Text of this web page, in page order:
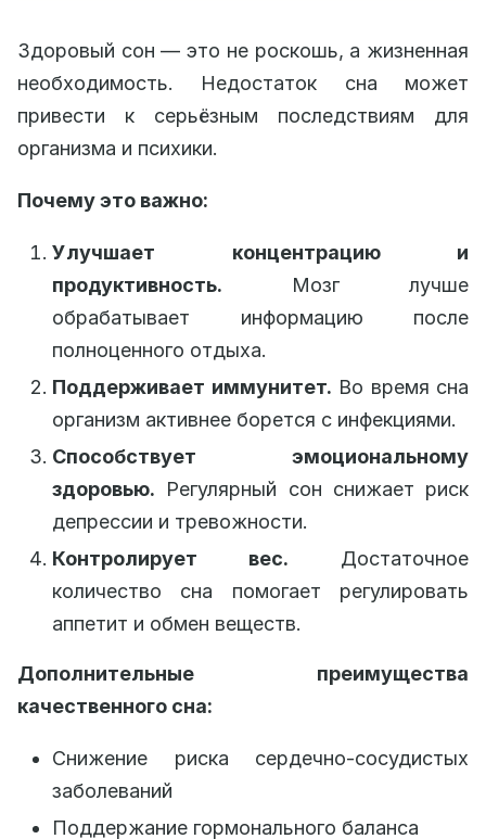
Здоровый сон — это не роскошь, а жизненная
необходимость. Недостаток сна может
привести к серьёзным последствиям для
организма и психики.
Почему это важно:
Улучшает концентрацию и
продуктивность. Мозг лучше
обрабатывает информацию после
полноценного отдыха.
Поддерживает иммунитет. Во время сна
организм активнее борется с инфекциями.
Способствует эмоциональному
здоровью. Регулярный сон снижает риск
депрессии и тревожности.
Контролирует вес. Достаточное
количество сна помогает регулировать
аппетит и обмен веществ.
Дополнительные преимущества
качественного сна:
Снижение риска сердечно-сосудистых
заболеваний
Поддержание гормонального баланса